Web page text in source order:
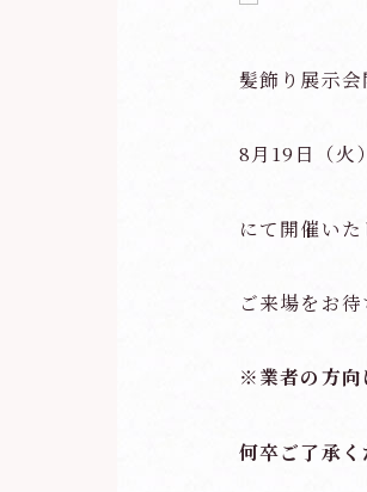
髪飾り展示会
8月19日（
にて開催いた
ご来場をお待
※業者の方向
何卒ご了承く